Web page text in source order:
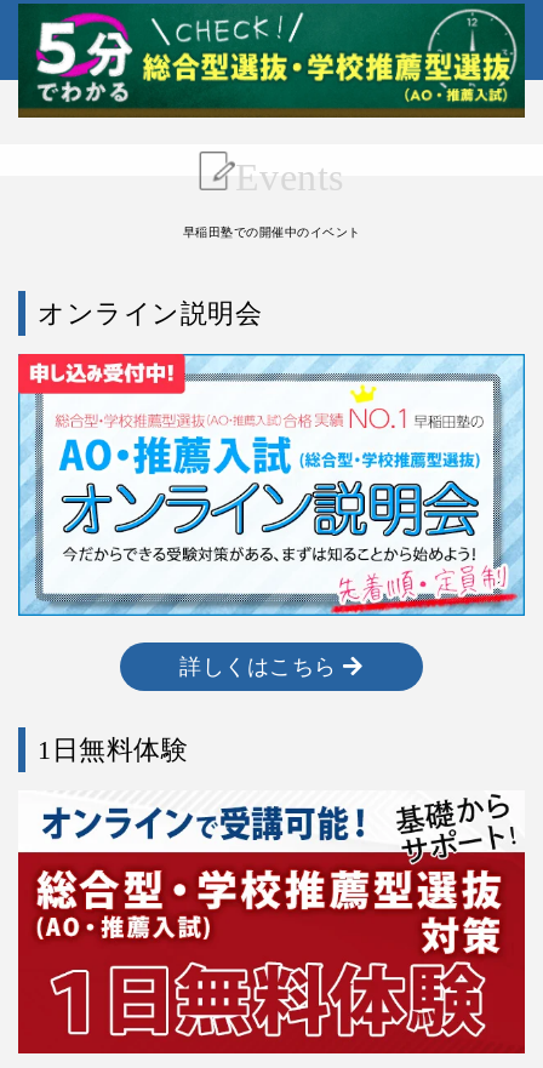
Events
早稲田塾での開催中のイベント
オンライン説明会
詳しくはこちら
1日無料体験